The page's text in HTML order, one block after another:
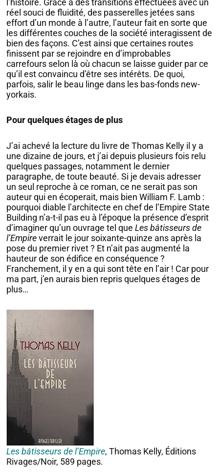
réel souci de fluidité, des passerelles jetées sans
effort d’un monde à l’autre, l’auteur fait en sorte que
les différentes couches de la société interagissent de
bien des façons. C’est ainsi que certaines routes
finissent par se rejoindre en d’improbables
carrefours selon là où chacun se laisse guider par ce
qu’il est convaincu d’être ses intérêts. De quoi,
parfois, salir le beau linge dans les bas-fonds new-
yorkais.
Pour quelques étages de plus
J’ai achevé la lecture du livre de Thomas Kelly il y a
une dizaine de jours, et j’ai depuis plusieurs fois relu
quelques passages, notamment le dernier
paragraphe, de toute beauté. Si je devais adresser
un seul reproche à ce roman, ce ne serait pas son
auteur qui en écoperait, mais bien William F. Lamb :
pourquoi diable l’architecte en chef de l’Empire State
Building n’a-t-il pas eu à l’époque la présence d’esprit
d’imaginer qu’un ouvrage tel queLes bâtisseurs de
l’Empireverrait le jour soixante-quinze ans après la
pose du premier rivet ? Et n’ait pas augmenté la
hauteur de son édifice en conséquence ?
Franchement, il y en a qui sont tête en l’air ! Car pour
ma part, j’en aurais bien repris quelques étages de
plus…
Les bâtisseurs de l’Empire, Thomas Kelly, Éditions
Rivages/Noir, 589 pages.